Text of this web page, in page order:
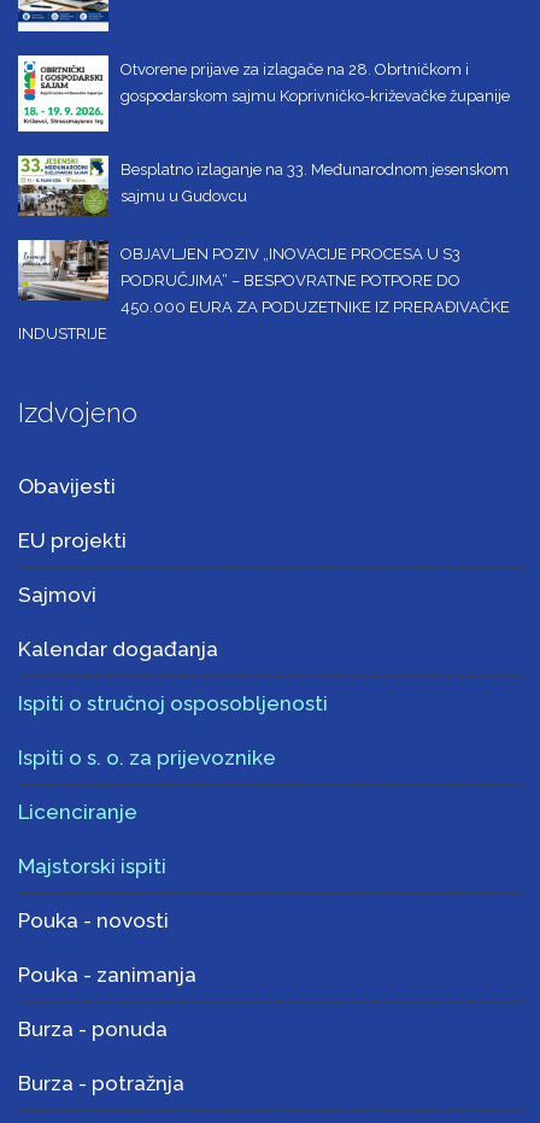
Otvorene prijave za izlagače na 28. Obrtničkom i
gospodarskom sajmu Koprivničko-križevačke županije
Besplatno izlaganje na 33. Međunarodnom jesenskom
sajmu u Gudovcu
OBJAVLJEN POZIV „INOVACIJE PROCESA U S3
PODRUČJIMA“ – BESPOVRATNE POTPORE DO
450.000 EURA ZA PODUZETNIKE IZ PRERAĐIVAČKE
INDUSTRIJE
Izdvojeno
Obavijesti
EU projekti
Sajmovi
Kalendar događanja
Ispiti o stručnoj osposobljenosti
Ispiti o s. o. za prijevoznike
Licenciranje
Majstorski ispiti
Pouka - novosti
Pouka - zanimanja
Burza - ponuda
Burza - potražnja